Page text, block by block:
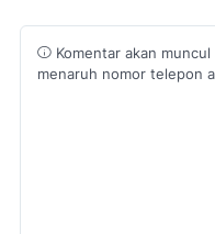
Komentar akan
menaruh nomor telepon